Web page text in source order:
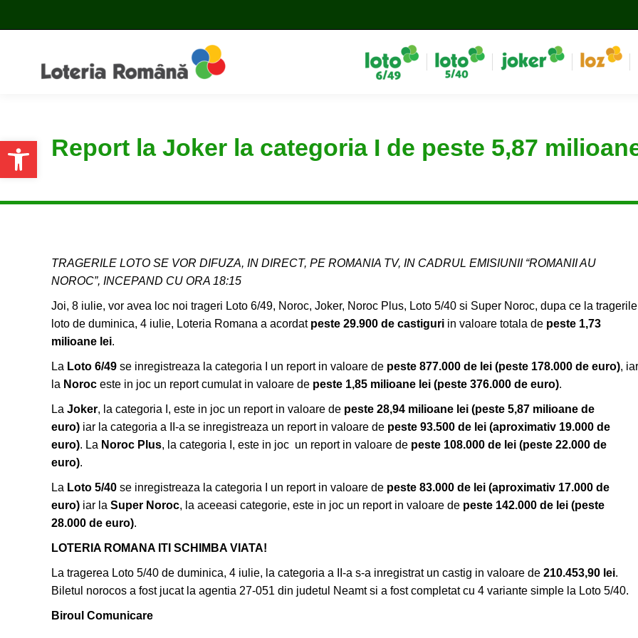
Open toolbarReport la Joker la categoria I de peste 5,87
TRAGERILE LOTO SE VOR DIFUZA, IN DIRECT, PE ROMANIA TV, IN CADRUL EMISIUNII “ROMANII AU
NOROC”, INCEPAND CU ORA 18:15
Joi, 8 iulie, vor avea loc noi trageri Loto 6/49, Noroc, Joker, Noroc Plus, Loto 5/40 si Super Noroc, dupa ce la tragerile
loto de duminica, 4 iulie, Loteria Romana a acordat peste 29.900 de castiguri in valoare totala de peste 1,73
milioane lei.
La Loto 6/49 se inregistreaza la categoria I un report in valoare de peste 877.000 de lei (peste 178.000 de euro), iar
la Noroc este in joc un report cumulat in valoare de peste 1,85 milioane lei (peste 376.000 de euro).
La Joker, la categoria I, este in joc un report in valoare de peste 28,94 milioane lei (peste 5,87 milioane de
euro) iar la categoria a II-a se inregistreaza un report in valoare de peste 93.500 de lei (aproximativ 19.000 de
euro). La Noroc Plus, la categoria I, este in joc un report in valoare de peste 108.000 de lei (peste 22.000 de
euro).
La Loto 5/40 se inregistreaza la categoria I un report in valoare de peste 83.000 de lei (aproximativ 17.000 de
euro) iar la Super Noroc, la aceeasi categorie, este in joc un report in valoare de peste 142.000 de lei (peste
28.000 de euro).
LOTERIA ROMANA ITI SCHIMBA VIATA!
La tragerea Loto 5/40 de duminica, 4 iulie, la categoria a II-a s-a inregistrat un castig in valoare de 210.453,90 lei.
Biletul norocos a fost jucat la agentia 27-051 din judetul Neamt si a fost completat cu 4 variante simple la Loto 5/40.
Biroul Comunicare